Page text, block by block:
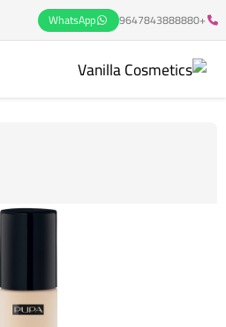
+9647843888880
WhatsApp